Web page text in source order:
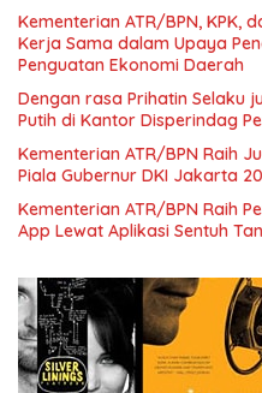
Kementerian ATR/BPN, KPK,
Kerja Sama dalam Upaya
Penguatan Ekonomi Daerah
Dengan rasa Prihatin Selaku
Putih di Kantor Disperindag
Kementerian ATR/BPN Raih
Piala Gubernur DKI Jakarta
Kementerian ATR/BPN Raih
App Lewat Aplikasi Sentuh